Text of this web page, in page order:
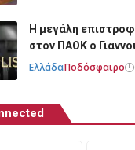
Η μεγάλη
στον ΠΑΟΚ ο
ΕλλάδαΠοδόσφαιρο